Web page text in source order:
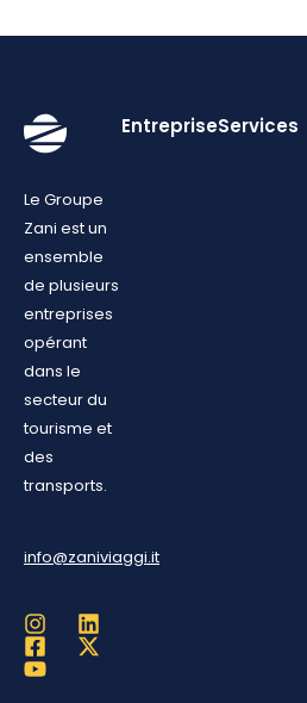
Le Groupe
Zani est un
ensemble
de plusieurs
entreprises
opérant
dans le
secteur du
tourisme et
des
transports.
info@zaniviaggi.it
EntrepriseServices